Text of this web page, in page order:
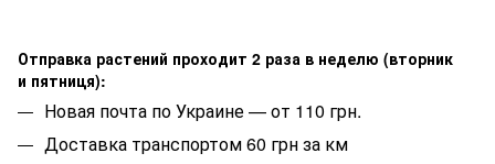
Отправка растений проходит 2 раза в неделю (вторник
и пятниця):
Новая почта по Украине — от 110 грн.
Доставка транспортом 60 грн за км